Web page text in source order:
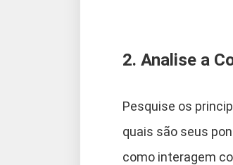
2. Analise a
Pesquise os
quais são seus
como interagem